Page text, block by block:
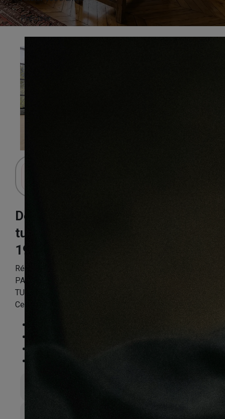
Préciser
Decoart chêne de
turin
193X8X1380mm
Référence:
PARQUET SOL STRATIFIE DECOART – CHENE DE
TURIN – GAMME MILAN – 1380mmX193mmX8mm –
Certifié FSC Mix Credit